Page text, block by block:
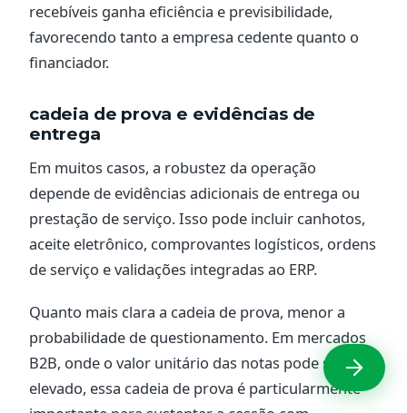
recebíveis ganha eficiência e previsibilidade,
favorecendo tanto a empresa cedente quanto o
financiador.
cadeia de prova e evidências de
entrega
Em muitos casos, a robustez da operação
depende de evidências adicionais de entrega ou
prestação de serviço. Isso pode incluir canhotos,
aceite eletrônico, comprovantes logísticos, ordens
de serviço e validações integradas ao ERP.
Quanto mais clara a cadeia de prova, menor a
probabilidade de questionamento. Em mercados
B2B, onde o valor unitário das notas pode ser
elevado, essa cadeia de prova é particularmente